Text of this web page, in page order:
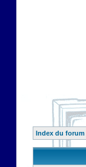
Index du forum